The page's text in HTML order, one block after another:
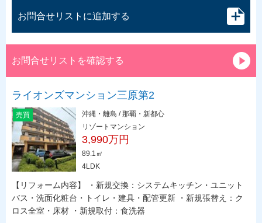
お問合せリストに追加する
お問合せリストを確認する
ライオンズマンション三原第2
売買
沖縄・離島 / 那覇・新都心
リゾートマンション
3,990万円
89.1㎡
4LDK
【リフォーム内容】 ・新規交換：システムキッチン・ユニット
バス・洗面化粧台・トイレ・建具・配管更新 ・新規張替え：ク
ロス全室・床材 ・新規取付：食洗器